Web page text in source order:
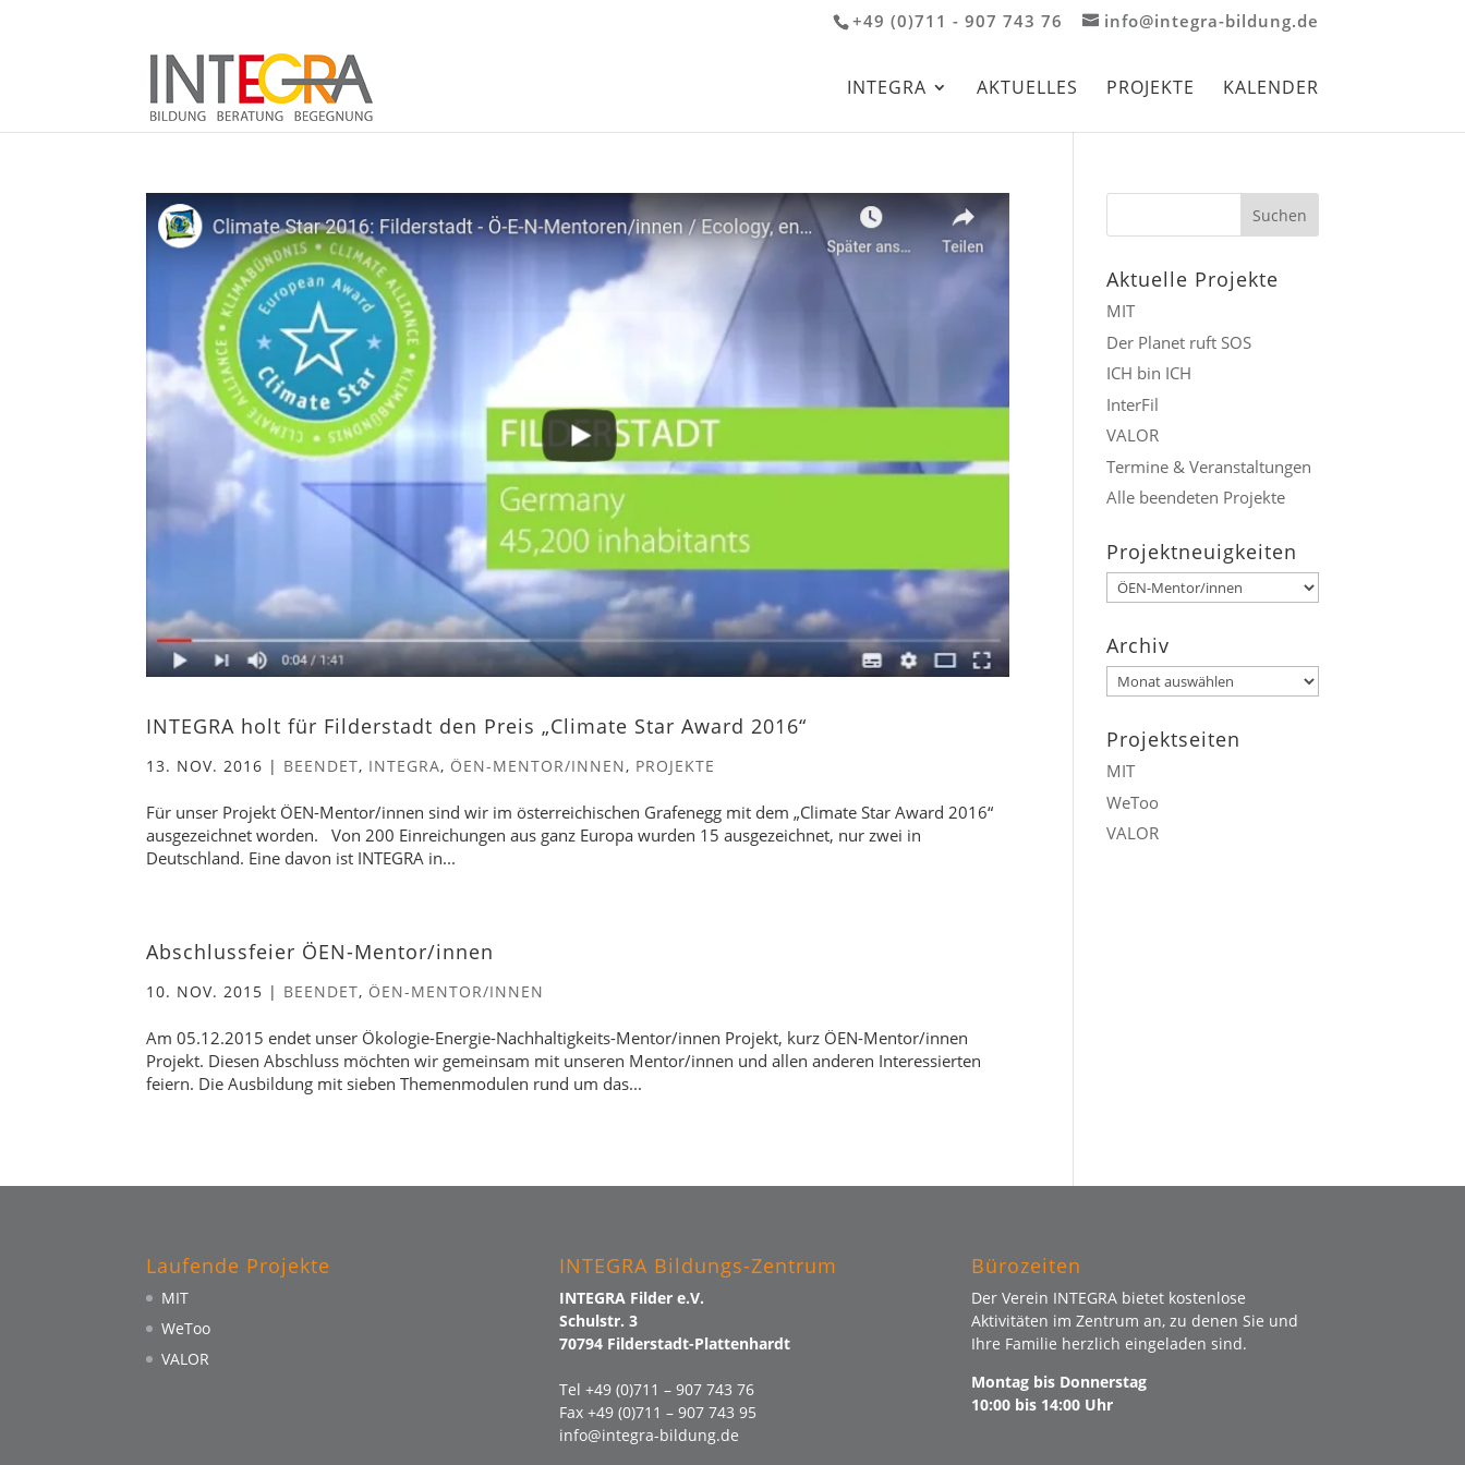
+49 (0)711 - 907 743 76 info@integra-bildung.de
INTEGRA AKTUELLES PROJEKTE KALENDER
INTEGRA holt für Filderstadt den Preis „Climate Star Award 2016“
13. NOV. 2016 | BEENDET, INTEGRA, ÖEN-MENTOR/INNEN, PROJEKTE
Für unser Projekt ÖEN-Mentor/innen sind wir im österreichischen Grafenegg mit dem „Climate Star Award 2016“
ausgezeichnet worden. Von 200 Einreichungen aus ganz Europa wurden 15 ausgezeichnet, nur zwei in
Deutschland. Eine davon ist INTEGRA in...
Abschlussfeier ÖEN-Mentor/innen
10. NOV. 2015 | BEENDET, ÖEN-MENTOR/INNEN
Am 05.12.2015 endet unser Ökologie-Energie-Nachhaltigkeits-Mentor/innen Projekt, kurz ÖEN-Mentor/innen
Projekt. Diesen Abschluss möchten wir gemeinsam mit unseren Mentor/innen und allen anderen Interessierten
feiern. Die Ausbildung mit sieben Themenmodulen rund um das...
Aktuelle Projekte
MIT
Der Planet ruft SOS
ICH bin ICH
InterFil
VALOR
Termine & Veranstaltungen
Alle beendeten Projekte
Projektneuigkeiten
Projektneuigkeiten
Archiv
Archiv
Projektseiten
MIT
WeToo
VALOR
Laufende Projekte
MIT
WeToo
VALOR
INTEGRA Bildungs-Zentrum
INTEGRA Filder e.V.
Schulstr. 3
70794 Filderstadt-Plattenhardt
Tel +49 (0)711 – 907 743 76
Fax +49 (0)711 – 907 743 95
info@integra-bildung.de
Bürozeiten
Der Verein INTEGRA bietet kostenlose
Aktivitäten im Zentrum an, zu denen Sie und
Ihre Familie herzlich eingeladen sind.
Montag bis Donnerstag
10:00 bis 14:00 Uhr